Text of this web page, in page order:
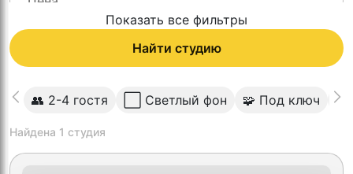
Показать все фильтры
Найти студию
👥 2-4 гостя ⬜️ Светлый фон 🧩 Под ключ
Найдена 1 студия